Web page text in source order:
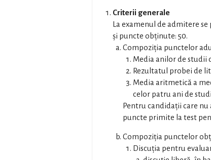
Criterii generale
La examenul de admitere
și puncte obţinute: 50.
Compoziţia punctelor
Media anilor de studii
Rezultatul probei de
Media aritmetică a
celor patru ani de
Pentru candidaţii care
puncte primite la test
Compoziţia punctelor
Discuţia pentru